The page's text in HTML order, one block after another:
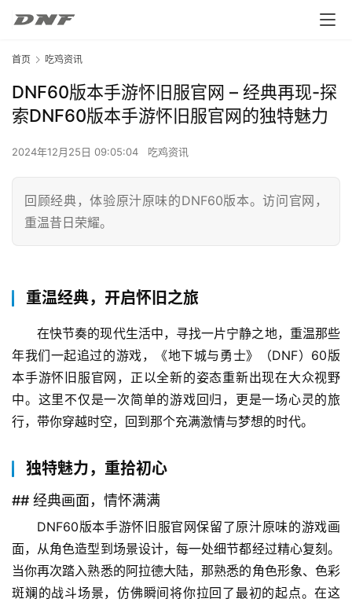
首页 吃鸡资讯
DNF60版本手游怀旧服官网 – 经典再现-探
索DNF60版本手游怀旧服官网的独特魅力
2024年12月25日 09:05:04 吃鸡资讯
回顾经典，体验原汁原味的DNF60版本。访问官网，
重温昔日荣耀。
重温经典，开启怀旧之旅
在快节奏的现代生活中，寻找一片宁静之地，重温那些
年我们一起追过的游戏，《地下城与勇士》（DNF）60版
本手游怀旧服官网，正以全新的姿态重新出现在大众视野
中。这里不仅是一次简单的游戏回归，更是一场心灵的旅
行，带你穿越时空，回到那个充满激情与梦想的时代。
独特魅力，重拾初心
## 经典画面，情怀满满
DNF60版本手游怀旧服官网保留了原汁原味的游戏画
面，从角色造型到场景设计，每一处细节都经过精心复刻。
当你再次踏入熟悉的阿拉德大陆，那熟悉的角色形象、色彩
斑斓的战斗场景，仿佛瞬间将你拉回了最初的起点。在这